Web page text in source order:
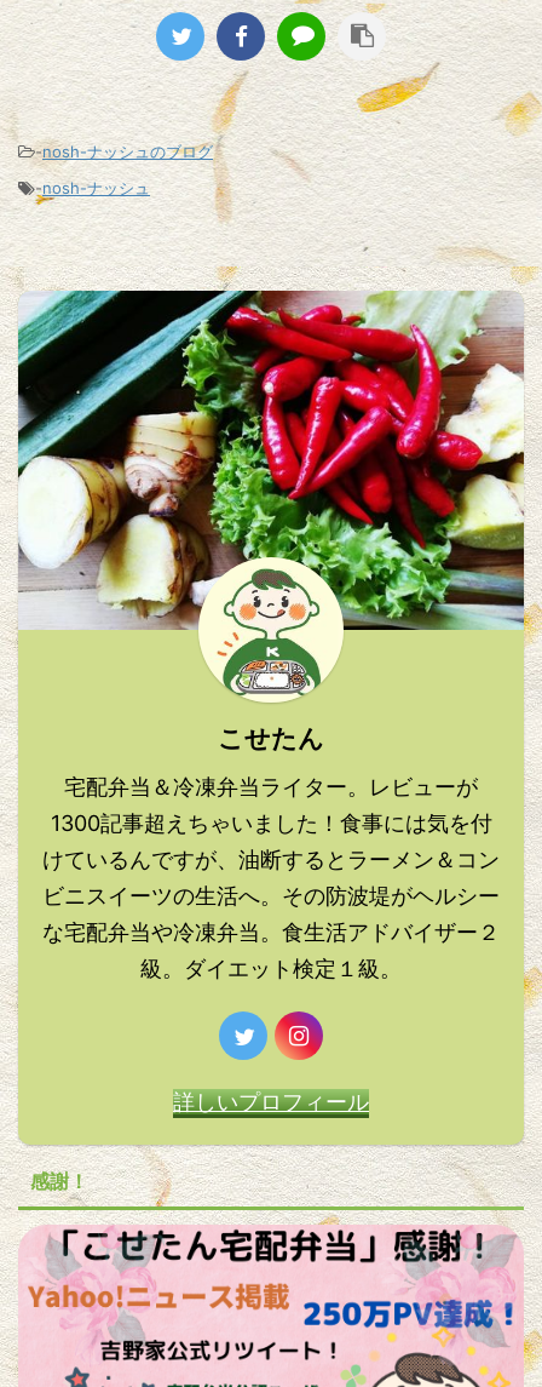
-nosh-ナッシュのブログ
-nosh-ナッシュ
こせたん
宅配弁当＆冷凍弁当ライター。レビューが
1300記事超えちゃいました！食事には気を付
けているんですが、油断するとラーメン＆コン
ビニスイーツの生活へ。その防波堤がヘルシー
な宅配弁当や冷凍弁当。食生活アドバイザー２
級。ダイエット検定１級。
詳しいプロフィール
感謝！